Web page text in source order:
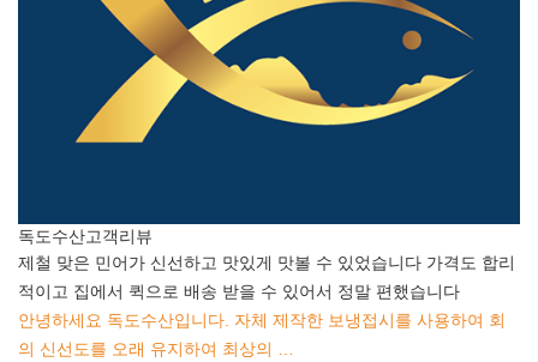
독도수산고객리뷰
제철 맞은 민어가 신선하고 맛있게 맛볼 수 있었습니다 가격도 합리
적이고 집에서 퀵으로 배송 받을 수 있어서 정말 편했습니다
안녕하세요 독도수산입니다. 자체 제작한 보냉접시를 사용하여 회
의 신선도를 오래 유지하여 최상의 …